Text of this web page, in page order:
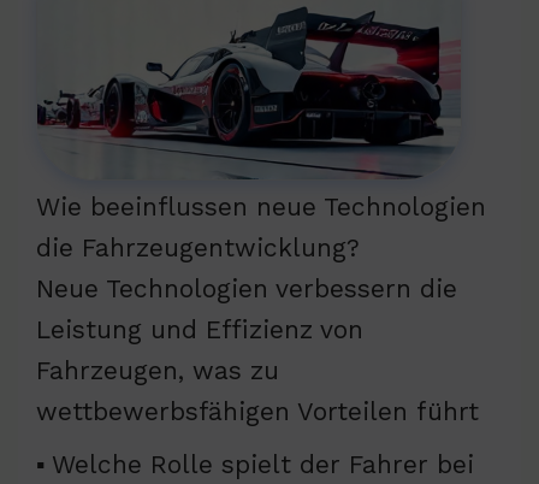
Wie beeinflussen neue Technologien
die Fahrzeugentwicklung?
Neue Technologien verbessern die
Leistung und Effizienz von
Fahrzeugen, was zu
wettbewerbsfähigen Vorteilen führt
▪ Welche Rolle spielt der Fahrer bei